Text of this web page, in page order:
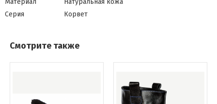
Серия
Корвет
Смотрите также